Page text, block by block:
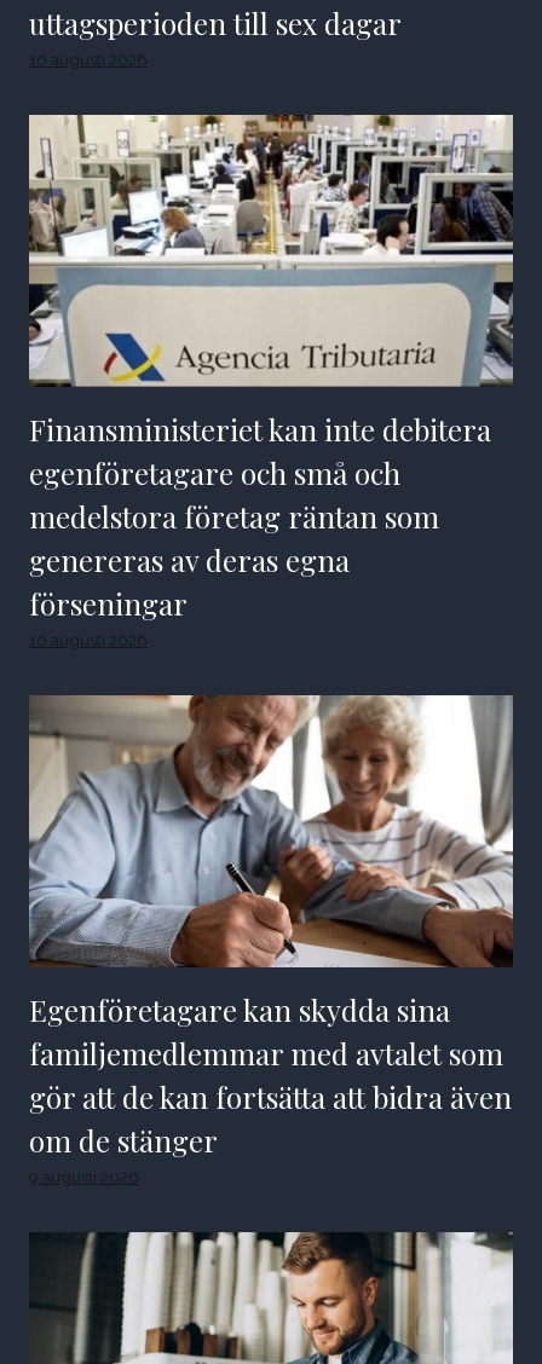
uttagsperioden till sex dagar
10 augusti 2026
Finansministeriet kan inte debitera
egenföretagare och små och
medelstora företag räntan som
genereras av deras egna
förseningar
10 augusti 2026
Egenföretagare kan skydda sina
familjemedlemmar med avtalet som
gör att de kan fortsätta att bidra även
om de stänger
9 augusti 2026